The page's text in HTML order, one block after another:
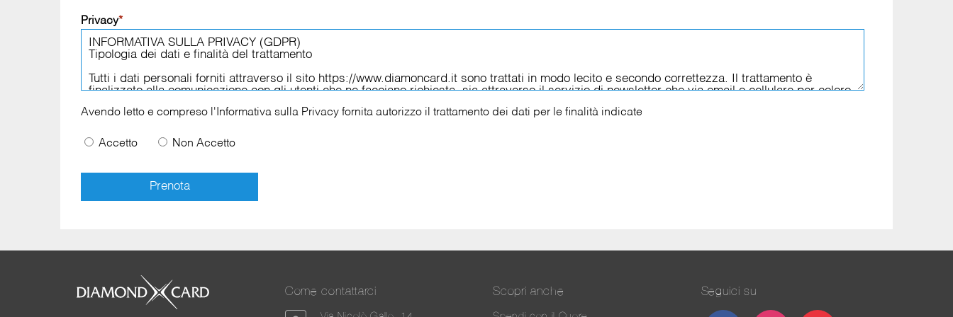
Privacy*
Avendo letto e compreso l' Informativa sulla Privacy fornita autorizzo il trattamento dei dati per le finalità indicate
Accetto Non Accetto
Come contattarci Scopri anche Seguici su